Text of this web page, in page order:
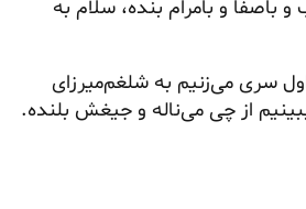
و باصفا و بامرام بنده، سلام به
سری می‌زنیم به شلغم‌میرزای
از چی می‌ناله و جیغش بلنده.